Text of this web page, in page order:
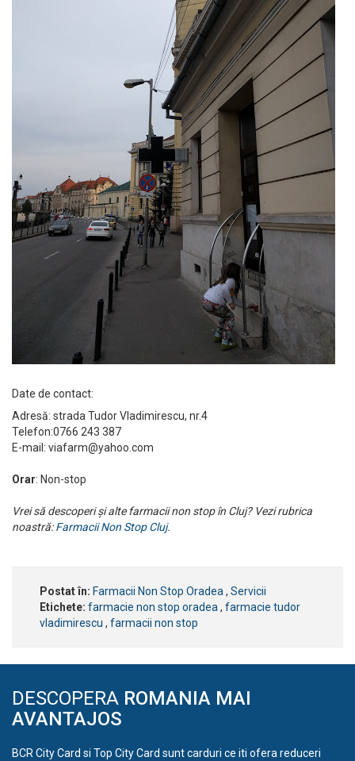
Date de contact:
Adresă: strada Tudor Vladimirescu, nr.4
Telefon:0766 243 387
E-mail: viafarm@yahoo.com
Orar: Non-stop
Vrei să descoperi și alte farmacii non stop în Cluj? Vezi rubrica
noastră:Farmacii Non Stop Cluj.
Postat în: Farmacii Non Stop Oradea , Servicii
Etichete: farmacie non stop oradea , farmacie tudor
vladimirescu , farmacii non stop
DESCOPERA ROMANIA MAI
AVANTAJOS
BCR City Card si Top City Card sunt carduri ce iti ofera reduceri